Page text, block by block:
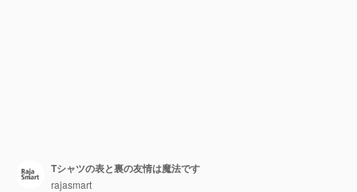
Tシャツの表と裏の友情は魔法です
rajasmart